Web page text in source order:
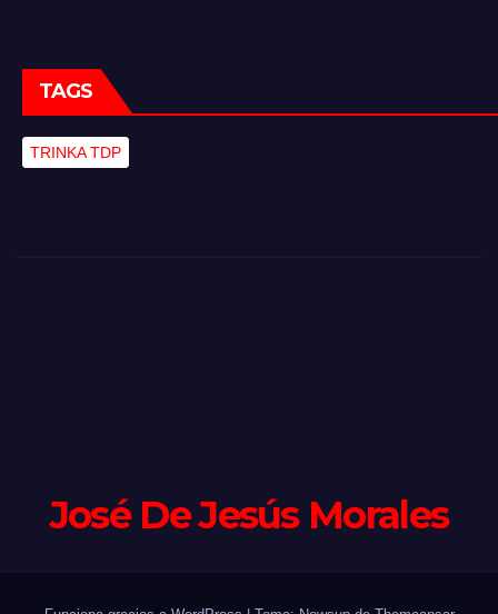
TAGS
TRINKA TDP
José De Jesús Morales